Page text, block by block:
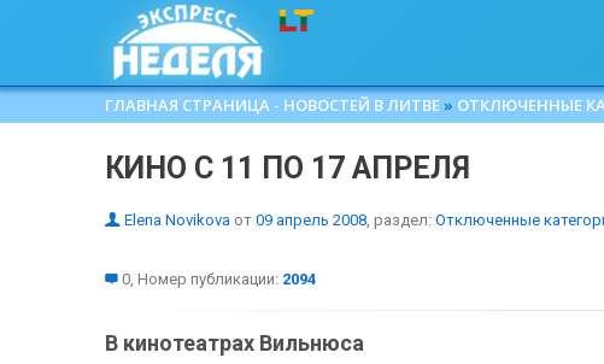
ГЛАВНАЯ СТРАНИЦА - НОВОСТЕЙ В ЛИТВЕ » ОТКЛЮЧЕННЫЕ
КИНО С 11 ПО 17 АПРЕЛЯ
Elena Novikova от 09 апрель 2008, раздел: Отключенные
0, Номер публикации: 2094
В кинотеатрах Вильнюса